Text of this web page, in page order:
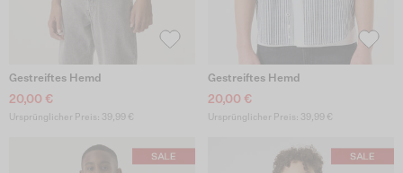
Gestreiftes Hemd
20,00 €
Ursprünglicher Preis: 39,99 €
Gestreiftes Hemd
20,00 €
Ursprünglicher Preis: 39,99 €